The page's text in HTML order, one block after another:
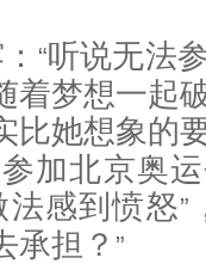
“听说无法
着梦想一起
比她想象的
加北京奥
法感到愤怒”
承担？ ”